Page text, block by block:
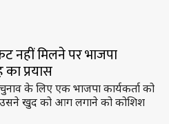
नहीं मिलने पर भाजपा
प्रयास
के लिए एक भाजपा कार्यकर्ता को
उसने खुद को आग लगाने को कोशिश